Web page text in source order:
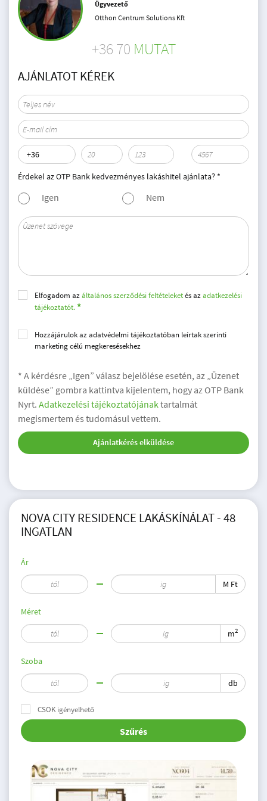
Ügyvezető
Otthon Centrum Solutions Kft
+36 70 MUTAT
AJÁNLATOT KÉREK
Érdekel az OTP Bank kedvezményes lakáshitel ajánlata? *
Igen Nem
Elfogadom azáltalános szerződési feltételeketés azadatkezelési
tájékoztatót.
Hozzájárulok az adatvédelmi tájékoztatóban leírtak szerinti
marketing célú megkeresésekhez
* A kérdésre „Igen” válasz bejelölése esetén, az „Üzenet
küldése” gombra kattintva kijelentem, hogy az OTP Bank
Nyrt. Adatkezelési tájékoztatójának tartalmát
megismertem és tudomásul vettem.
Ajánlatkérés elküldése
NOVA CITY RESIDENCE LAKÁSKÍNÁLAT - 48
INGATLAN
Ár
M Ft
Méret
m2
Szoba
db
CSOK igényelhető
Szűrés